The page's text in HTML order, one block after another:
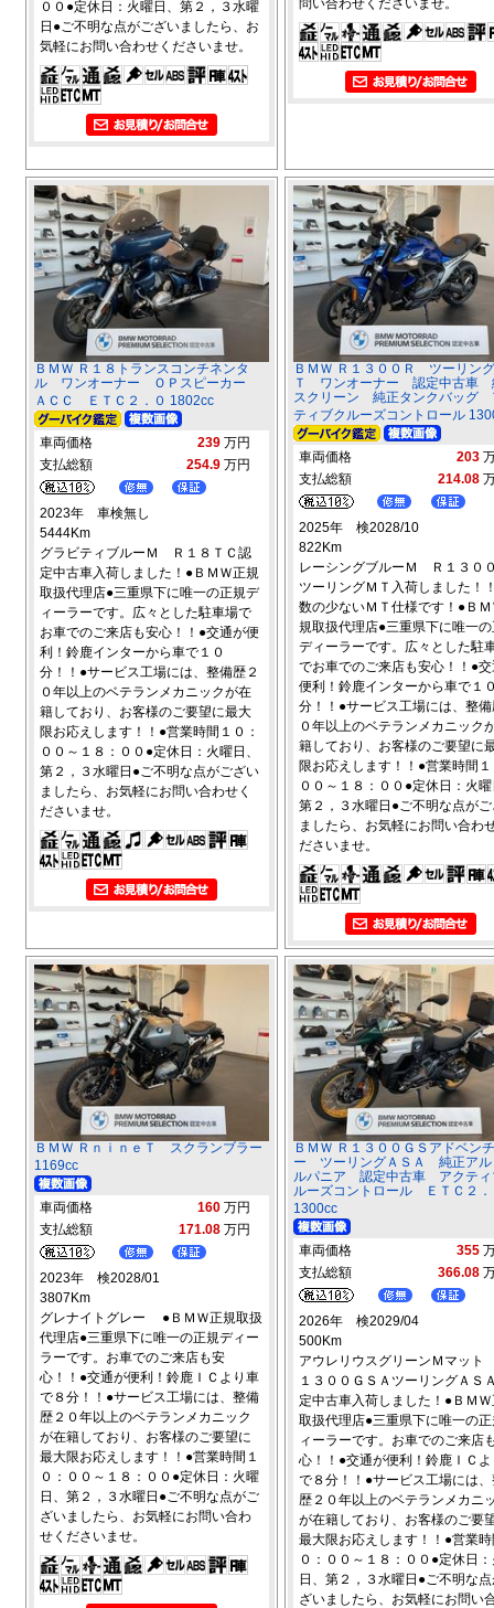
００●定休日：火曜日、第２，３水曜
日●ご不明な点がございましたら、お
気軽にお問い合わせくださいませ。
ＢＭＷ Ｒ１８トランスコンチネンタ
ル ワンオーナー ＯＰスピーカー
ＡＣＣ ＥＴＣ２．０ 1802cc
車両価格 239 万円
支払総額
254.9 万円
2023年 車検無し
5444Km
グラビティブルーＭ Ｒ１８ＴＣ認
定中古車入荷しました！●ＢＭＷ正規
取扱代理店●三重県下に唯一の正規デ
ィーラーです。広々とした駐車場で
お車でのご来店も安心！！●交通が便
利！鈴鹿インターから車で１０
分！！●サービス工場には、整備歴２
０年以上のベテランメカニックが在
籍しており、お客様のご要望に最大
限お応えします！！●営業時間１０：
００～１８：００●定休日：火曜日、
第２，３水曜日●ご不明な点がござい
ましたら、お気軽にお問い合わせく
ださいませ。
ＢＭＷ Ｒ１３００Ｒ ツーリン
Ｔ ワンオーナー 認定中古車
スクリーン 純正タンクバッグ
ティブクルーズコントロール
車両価格 203
支払総額
214.08
2025年 検2028/10
822Km
レーシングブルーＭ Ｒ１３０
ツーリングＭＴ入荷しました！
数の少ないＭＴ仕様です！●Ｂ
規取扱代理店●三重県下に唯一
ディーラーです。広々とした駐
でお車でのご来店も安心！！●
便利！鈴鹿インターから車で１
分！！●サービス工場には、整
０年以上のベテランメカニック
籍しており、お客様のご要望に
限お応えします！！●営業時間
００～１８：００●定休日：火
第２，３水曜日●ご不明な点が
ましたら、お気軽にお問い合わ
ださいませ。
ＢＭＷ ＲｎｉｎｅＴ スクランブラー
1169cc
車両価格 160 万円
支払総額
171.08 万円
2023年 検2028/01
3807Km
グレナイトグレー ●ＢＭＷ正規取扱
代理店●三重県下に唯一の正規ディー
ラーです。お車でのご来店も安
心！！●交通が便利！鈴鹿ＩＣより車
で８分！！●サービス工場には、整備
歴２０年以上のベテランメカニック
が在籍しており、お客様のご要望に
最大限お応えします！！●営業時間１
０：００～１８：００●定休日：火曜
日、第２，３水曜日●ご不明な点がご
ざいましたら、お気軽にお問い合わ
せくださいませ。
ＢＭＷ Ｒ１３００ＧＳアドベン
ー ツーリングＡＳＡ 純正アル
ルパニア 認定中古車 アクティ
ルーズコントロール ＥＴＣ２．
1300cc
車両価格 355
支払総額
366.08
2026年 検2029/04
500Km
アウレリウスグリーンＭマッ
１３００ＧＳＡツーリングＡＳ
定中古車入荷しました！●ＢＭ
取扱代理店●三重県下に唯一の
ィーラーです。お車でのご来店
心！！●交通が便利！鈴鹿ＩＣ
で８分！！●サービス工場には
歴２０年以上のベテランメカニ
が在籍しており、お客様のご要
最大限お応えします！！●営業
０：００～１８：００●定休日
日、第２，３水曜日●ご不明な
ざいましたら、お気軽にお問い